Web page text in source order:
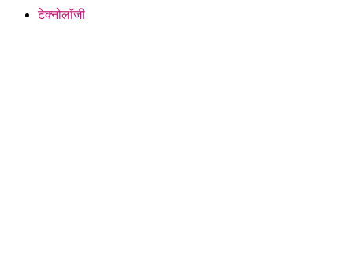
टेक्नोलॉजी